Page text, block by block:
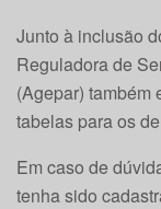
Junto à inclusão
Reguladora de
(Agepar) também
tabelas para os
Em caso de
tenha sido